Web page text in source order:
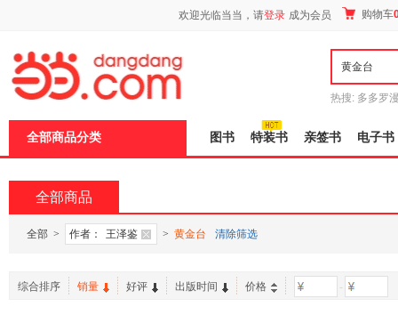
欢迎光临当当，请登录 成为会员 购物车
热搜: 多多罗
全部商品分类 图书 特装书 亲签书 电子书
全部商品
全部 > 作者： 王泽鉴 > 黄金台 清除筛选
综合排序 销量 好评 出版时间 价格 -
页
加